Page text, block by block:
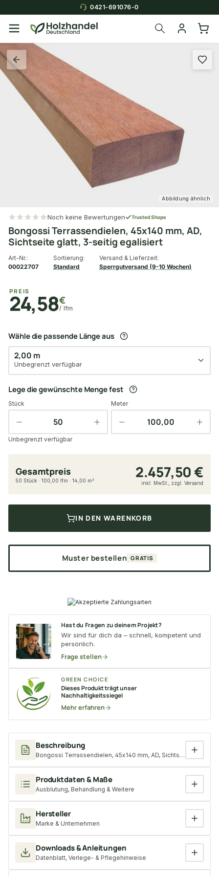
0421-691076-0
Abbildung ähnlich
Beschreibung
Bongossi Terrassendielen, 45x140 mm, AD, Sichtseite glatt, 3-
Produktdaten & Maße
Ausblutung, Behandlung & Weitere
Hersteller
Marke & Unternehmen
Downloads & Anleitungen
Datenblatt, Verlege- & Pflegehinweise
Noch keine Bewertungen Trusted Shops
Bongossi Terrassendielen, 45x140 mm, AD,
Sichtseite glatt, 3-seitig egalisiert
Art-Nr.:
00022707
Sortierung:
Standard
Versand & Lieferzeit:
Sperrgutversand (9-10 Wochen)
PREIS
24,58€
/ lfm
Wähle die passende Länge aus
2,00 m
Unbegrenzt verfügbar
Lege die gewünschte Menge fest
Stück Meter
Unbegrenzt verfügbar
Gesamtpreis 2.457,50 €
50 Stück · 100,00 lfm · 14,00 m² inkl. MwSt., zzgl. Versand
IN DEN WARENKORB
Muster bestellen GRATIS
Hast du Fragen zu deinem Projekt?
Wir sind für dich da – schnell, kompetent und
persönlich.
Frage stellen
GREEN CHOICE
Dieses Produkt trägt unser
Nachhaltigkeitssiegel
Mehr erfahren